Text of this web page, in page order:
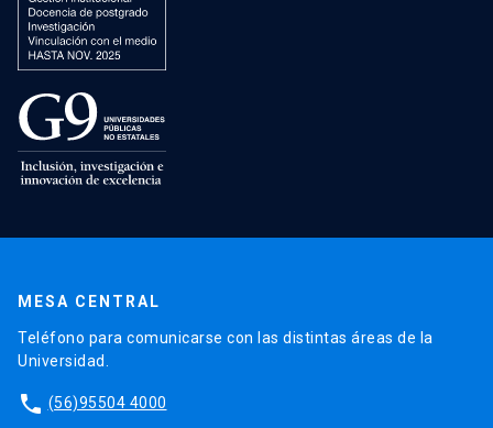
MESA CENTRAL
Teléfono para comunicarse con las distintas áreas de la
Universidad.
phone (56)95504 4000